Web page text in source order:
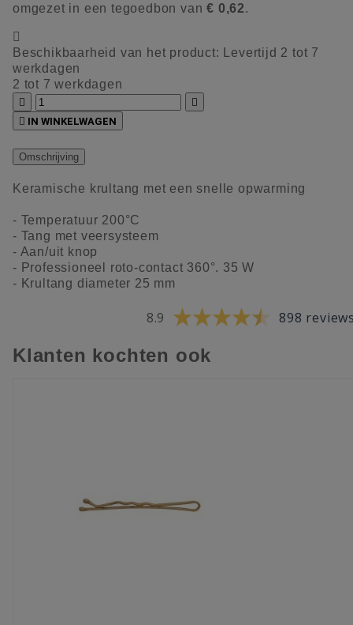
omgezet in een tegoedbon van€ 0,62.

Beschikbaarheid van het product:
Levertijd 2 tot 7
werkdagen
2 tot 7 werkdagen


 IN WINKELWAGEN
Omschrijving
Keramische krultang met een snelle opwarming
- Temperatuur 200°C
- Tang met veersysteem
- Aan/uit knop
- Professioneel roto-contact 360°. 35 W
- Krultang diameter 25 mm
8.9 898
Klanten kochten ook